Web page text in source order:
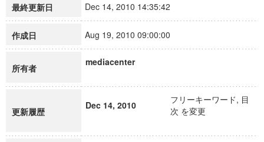
最終更新日 Dec 14, 2010 14:35:42
作成日 Aug 19, 2010 09:00:00
所有者
mediacenter
更新履歴
Dec 14, 2010
フリーキーワード, 目
次 を変更